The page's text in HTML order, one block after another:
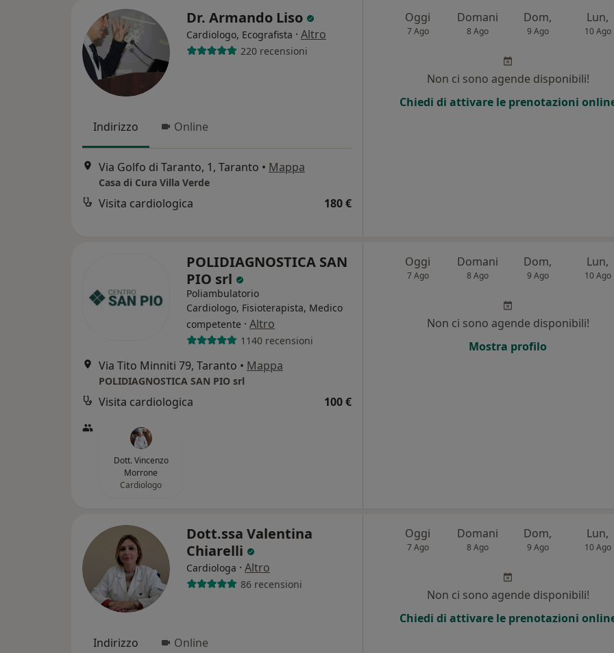
Dr. Armando Liso
Cardiologo, Ecografista · Altro
220 recensioni
Indirizzo Online
Via Golfo di Taranto, 1, Taranto • Mappa
Casa di Cura Villa Verde
Visita cardiologica 180 €
Oggi
7 Ago
Domani
8 Ago
Dom,
9 Ago
Lun,
10 Ago
Non ci sono agende disponibili!
Chiedi di attivare le prenotazioni
POLIDIAGNOSTICA SAN
PIO srl
Poliambulatorio
Cardiologo, Fisioterapista, Medico
competente · Altro
1140 recensioni
Via Tito Minniti 79, Taranto • Mappa
POLIDIAGNOSTICA SAN PIO srl
Visita cardiologica 100 €
Dott. Vincenzo
Morrone
Cardiologo
Oggi
7 Ago
Domani
8 Ago
Dom,
9 Ago
Lun,
10 Ago
Non ci sono agende disponibili!
Mostra profilo
Dott.ssa Valentina
Chiarelli
Cardiologa · Altro
86 recensioni
Indirizzo Online
Oggi
7 Ago
Domani
8 Ago
Dom,
9 Ago
Lun,
10 Ago
Non ci sono agende disponibili!
Chiedi di attivare le prenotazioni